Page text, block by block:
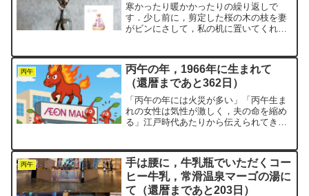
寒かったり暖かかったりの繰り返しで
す．少し前に，剪定した桜の木の枝を妻
がビンにさして，私の机に置いてくれま
ていました．それでも，緑色だったその
つぼみたちが，少しずつピン...
丙午
丙午の年，1966年に生まれて
（還暦まであと362日）
「丙午の年には火災が多い」「丙午生ま
れの女性は気性が激しく，夫の命を縮め
る」江戸時代あたりから伝えられてきた
らかに少ないです．統計によると，この
年の出生数は約13...
丙午
手は腰に，牛乳瓶でいただくコー
ヒー牛乳，常滑温泉マーゴの湯に
て（還暦まであと203日）